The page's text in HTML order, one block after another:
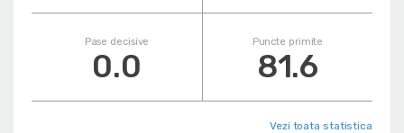
Pase decisive
0.0
Puncte primite
81.6
Vezi toata statistica